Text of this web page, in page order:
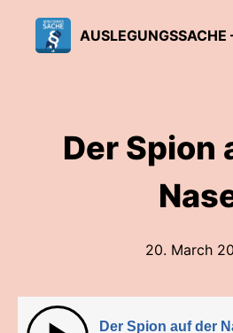
Der Spion
20. March
Der Spion auf der